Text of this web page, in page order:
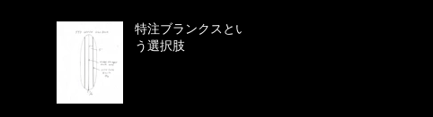
特注ブランクスとい
う選択肢